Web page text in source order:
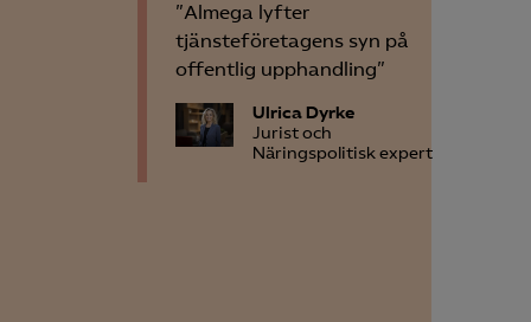
”Almega lyfter
tjänsteföretagens syn på
offentlig upphandling”
Ulrica Dyrke
Jurist och
Näringspolitisk expert